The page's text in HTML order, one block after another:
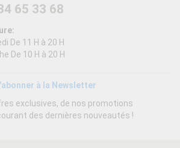
65 33 68
De 11 H à 20 H
De 10 H à 20 H
à la Newsletter
exclusives, de nos promotions
des dernières nouveautés !